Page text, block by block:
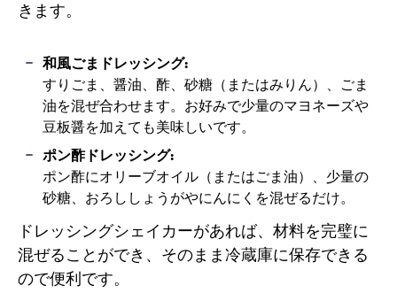
きます。
和風ごまドレッシング:
すりごま、醤油、酢、砂糖（またはみりん）、ごま
油を混ぜ合わせます。お好みで少量のマヨネーズや
豆板醤を加えても美味しいです。
ポン酢ドレッシング:
ポン酢にオリーブオイル（またはごま油）、少量の
砂糖、おろししょうがやにんにくを混ぜるだけ。
ドレッシングシェイカーがあれば、材料を完璧に
混ぜることができ、そのまま冷蔵庫に保存できる
ので便利です。